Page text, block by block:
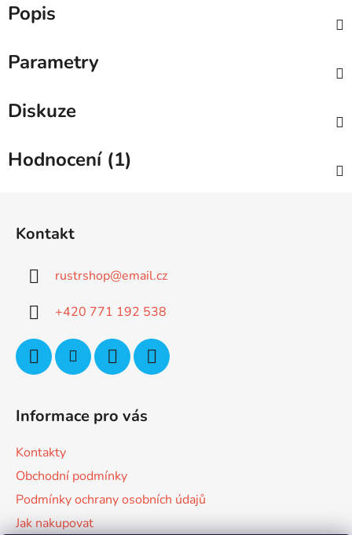
Popis
Parametry
Diskuze
Hodnocení (1)
Kontakt
rustrshop@email.cz
+420 771 192 538
Informace pro vás
Kontakty
Obchodní podmínky
Podmínky ochrany osobních údajů
Jak nakupovat